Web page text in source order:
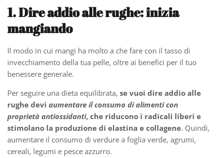
1. Dire addio alle rughe: inizia
mangiando
Il modo in cui mangi ha molto a che fare con il tasso di
invecchiamento della tua pelle, oltre ai benefici per il tuo
benessere generale.
Per seguire una dieta equilibrata, se vuoi dire addio alle
rughe devi aumentare il consumo di alimenti con
proprietà antiossidanti, che riducono i radicali liberi e
stimolano la produzione di elastina e collagene. Quindi,
aumentare il consumo di verdure a foglia verde, agrumi,
cereali, legumi e pesce azzurro.